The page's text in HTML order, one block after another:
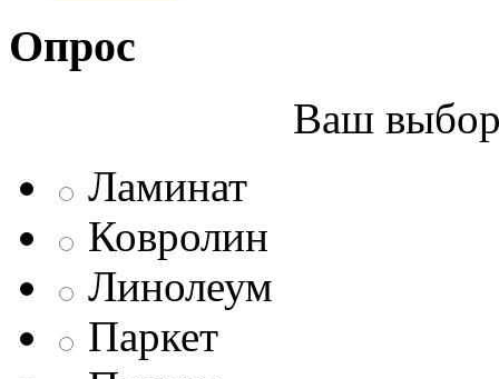
Опрос
Ваш выбор
Ламинат
Ковролин
Линолеум
Паркет